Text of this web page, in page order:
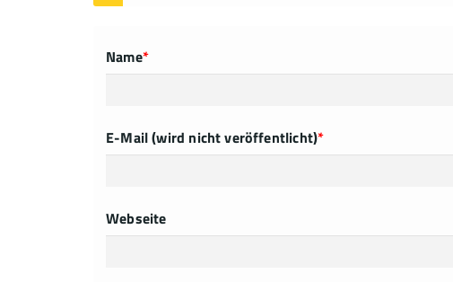
Name*
E-Mail (wird nicht veröffentlicht)*
Webseite